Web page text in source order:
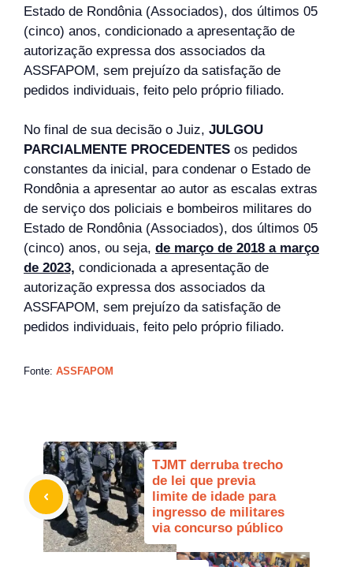
Estado de Rondônia (Associados), dos últimos 05
(cinco) anos, condicionado a apresentação de
autorização expressa dos associados da
ASSFAPOM, sem prejuízo da satisfação de
pedidos individuais, feito pelo próprio filiado.
No final de sua decisão o Juiz, JULGOU
PARCIALMENTE PROCEDENTES os pedidos
constantes da inicial, para condenar o Estado de
Rondônia a apresentar ao autor as escalas extras
de serviço dos policiais e bombeiros militares do
Estado de Rondônia (Associados), dos últimos 05
(cinco) anos, ou seja, de março de 2018 a março
de 2023, condicionada a apresentação de
autorização expressa dos associados da
ASSFAPOM, sem prejuízo da satisfação de
pedidos individuais, feito pelo próprio filiado.
Fonte: ASSFAPOM
TJMT derruba trecho
de lei que previa
limite de idade para
ingresso de militares
via concurso público